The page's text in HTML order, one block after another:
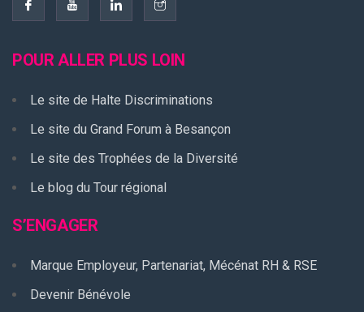
POUR ALLER PLUS LOIN
Le site de Halte Discriminations
Le site du Grand Forum à Besançon
Le site des Trophées de la Diversité
Le blog du Tour régional
S’ENGAGER
Marque Employeur, Partenariat, Mécénat RH & RSE
Devenir Bénévole